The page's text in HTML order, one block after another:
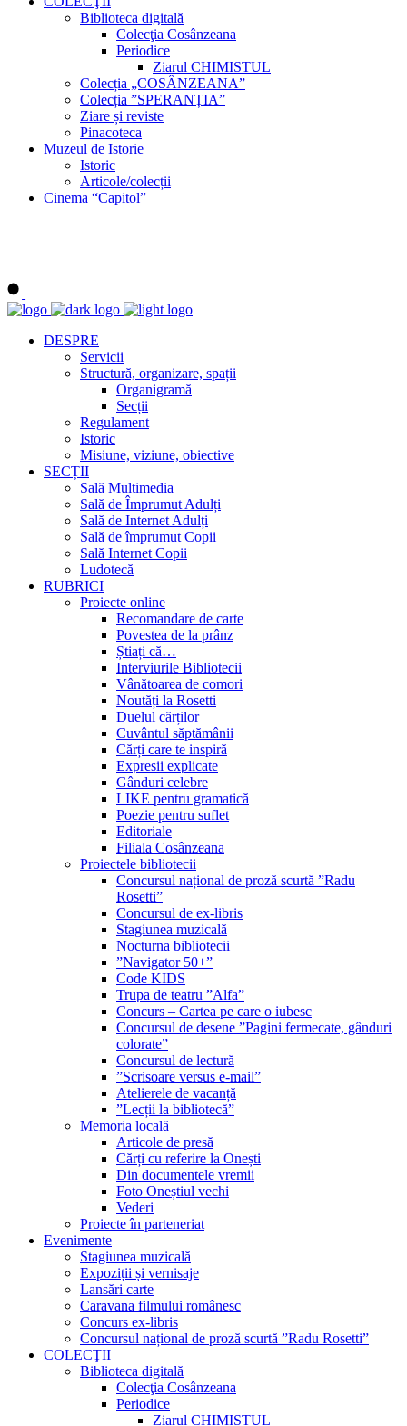
Biblioteca digitală
Colecţia Cosânzeana
Periodice
Ziarul CHIMISTUL
Colecția „COSÂNZEANA”
Colecția ”SPERANȚIA”
Ziare și reviste
Pinacoteca
Muzeul de Istorie
Istoric
Articole/colecții
Cinema “Capitol”
DESPRE
Servicii
Structură, organizare, spații
Organigramă
Secții
Regulament
Istoric
Misiune, viziune, obiective
SECȚII
Sală Multimedia
Sală de Împrumut Adulți
Sală de Internet Adulți
Sală de împrumut Copii
Sală Internet Copii
Ludotecă
RUBRICI
Proiecte online
Recomandare de carte
Povestea de la prânz
Știați că…
Interviurile Bibliotecii
Vânătoarea de comori
Noutăți la Rosetti
Duelul cărților
Cuvântul săptămânii
Cărți care te inspiră
Expresii explicate
Gânduri celebre
LIKE pentru gramatică
Poezie pentru suflet
Editoriale
Filiala Cosânzeana
Proiectele bibliotecii
Concursul național de proză scurtă ”Radu
Rosetti”
Concursul de ex-libris
Stagiunea muzicală
Nocturna bibliotecii
”Navigator 50+”
Code KIDS
Trupa de teatru ”Alfa”
Concurs – Cartea pe care o iubesc
Concursul de desene ”Pagini fermecate, gânduri
colorate”
Concursul de lectură
”Scrisoare versus e-mail”
Atelierele de vacanță
”Lecții la bibliotecă”
Memoria locală
Articole de presă
Cărți cu referire la Onești
Din documentele vremii
Foto Oneștiul vechi
Vederi
Proiecte în parteneriat
Evenimente
Stagiunea muzicală
Expoziții și vernisaje
Lansări carte
Caravana filmului românesc
Concurs ex-libris
Concursul național de proză scurtă ”Radu Rosetti”
COLECŢII
Biblioteca digitală
Colecţia Cosânzeana
Periodice
Ziarul CHIMISTUL